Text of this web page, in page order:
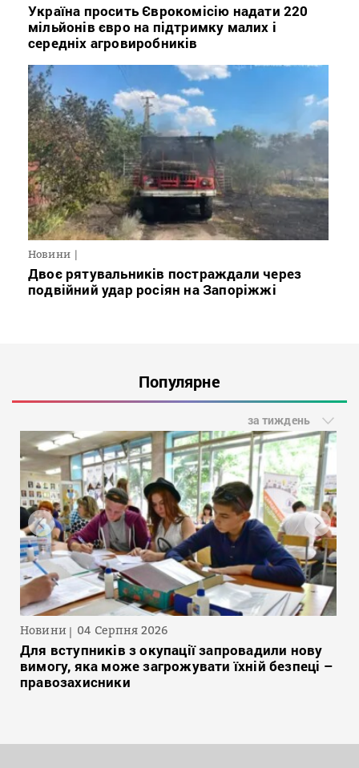
Україна просить Єврокомісію надати 220
мільйонів євро на підтримку малих і
середніх агровиробників
Новини
Двоє рятувальників постраждали через
подвійний удар росіян на Запоріжжі
Популярне
за тиждень
Новини 04 Серпня 2026
Для вступників з окупації запровадили нову
вимогу, яка може загрожувати їхній безпеці –
правозахисники